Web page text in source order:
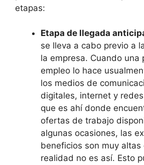
etapas:
Etapa de llegada
se lleva a cabo previo a
la empresa. Cuando una
empleo lo hace
los medios de
digitales, internet y
que es ahí donde
ofertas de trabajo
algunas ocasiones, las
beneficios son muy altas
realidad no es así. Esto